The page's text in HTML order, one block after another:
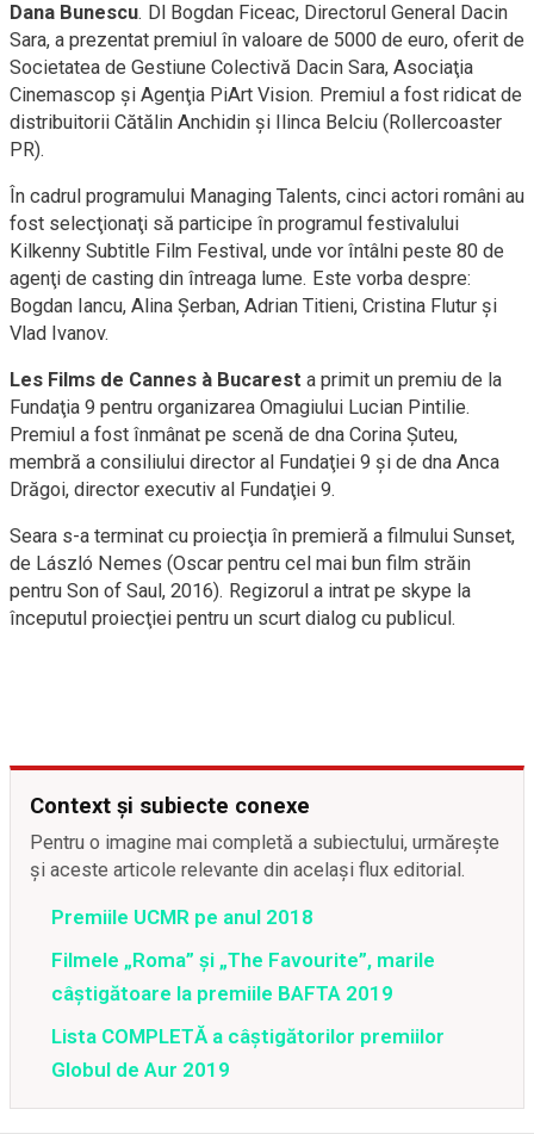
Dana Bunescu. Dl Bogdan Ficeac, Directorul General Dacin
Sara, a prezentat premiul în valoare de 5000 de euro, oferit de
Societatea de Gestiune Colectivă Dacin Sara, Asociaţia
Cinemascop şi Agenţia PiArt Vision. Premiul a fost ridicat de
distribuitorii Cătălin Anchidin şi Ilinca Belciu (Rollercoaster
PR).
În cadrul programului Managing Talents, cinci actori români au
fost selecţionaţi să participe în programul festivalului
Kilkenny Subtitle Film Festival, unde vor întâlni peste 80 de
agenţi de casting din întreaga lume. Este vorba despre:
Bogdan Iancu, Alina Şerban, Adrian Titieni, Cristina Flutur şi
Vlad Ivanov.
Les Films de Cannes à Bucarest a primit un premiu de la
Fundaţia 9 pentru organizarea Omagiului Lucian Pintilie.
Premiul a fost înmânat pe scenă de dna Corina Şuteu,
membră a consiliului director al Fundaţiei 9 şi de dna Anca
Drăgoi, director executiv al Fundaţiei 9.
Seara s-a terminat cu proiecţia în premieră a filmului Sunset,
de László Nemes (Oscar pentru cel mai bun film străin
pentru Son of Saul, 2016). Regizorul a intrat pe skype la
începutul proiecţiei pentru un scurt dialog cu publicul.
Context și subiecte conexe
Pentru o imagine mai completă a subiectului, urmărește
și aceste articole relevante din același flux editorial.
Premiile UCMR pe anul 2018
Filmele „Roma” şi „The Favourite”, marile
câştigătoare la premiile BAFTA 2019
Lista COMPLETĂ a câştigătorilor premiilor
Globul de Aur 2019